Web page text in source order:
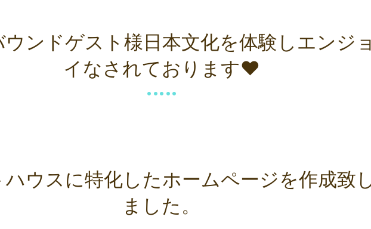
ウンドゲスト様日本文化を体験しエンジ
イなされております❤
ウスに特化したホームページを作成致
ました。